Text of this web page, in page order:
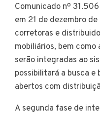
Comunicado nº
em 21 de dezembro
corretoras e
mobiliários, bem
serão integradas ao
possibilitará a busca e
abertos com
A segunda fase de